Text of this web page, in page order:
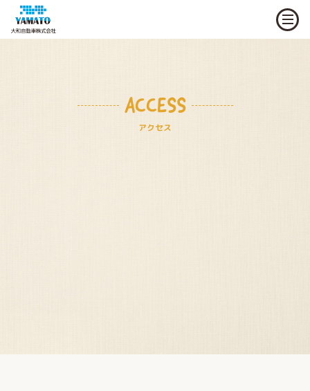
ACCESS
アクセス